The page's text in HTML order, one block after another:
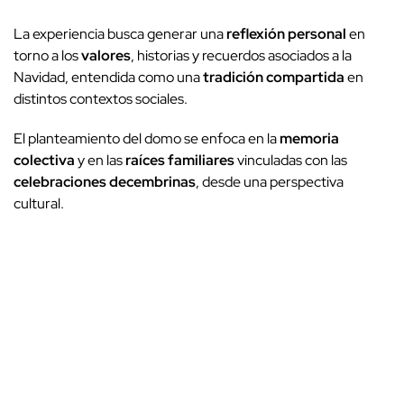
La experiencia busca generar unareflexión personalen
torno a losvalores, historias y recuerdos asociados a la
Navidad, entendida como unatradición compartidaen
distintos contextos sociales.
El planteamiento del domo se enfoca en lamemoria
colectivay en lasraíces familiaresvinculadas con las
celebraciones decembrinas, desde una perspectiva
cultural.